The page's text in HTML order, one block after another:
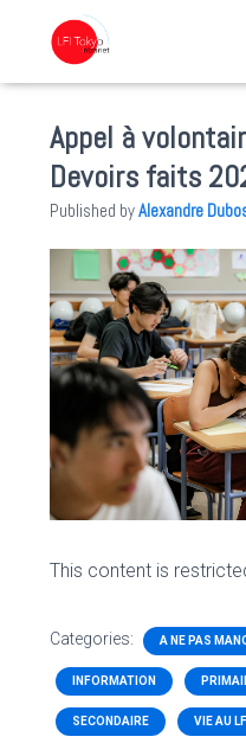
Appel à
Devoirs faits
Published byAlexandre
This content is
Categories: A NE PAS
INFORMATION
SECONDAIRE VIE AU